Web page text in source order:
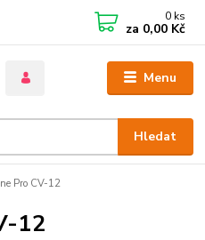
Menu
Hledat
0 ks
za 0,00 Kč
Pro CV-12
12